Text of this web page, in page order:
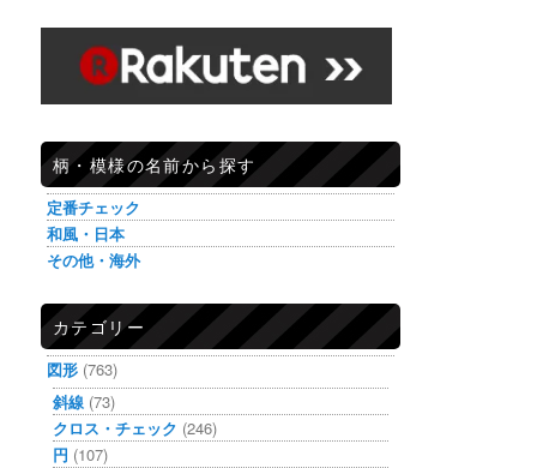
柄・模様の名前から探す
定番チェック
和風・日本
その他・海外
カテゴリー
図形 (763)
斜線 (73)
クロス・チェック (246)
円 (107)